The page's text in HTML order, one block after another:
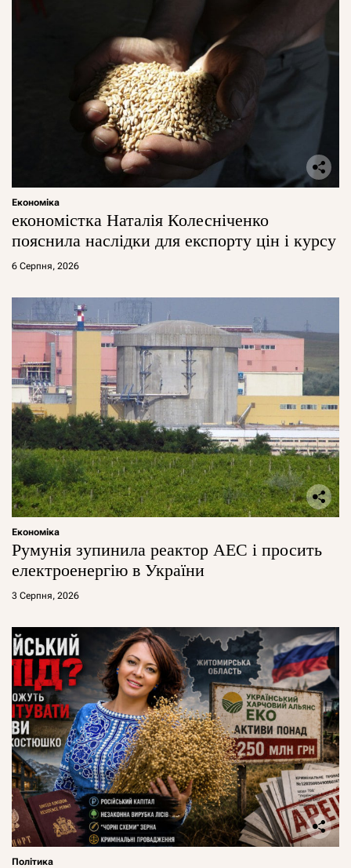
Економіка
економістка Наталія Колесніченко
пояснила наслідки для експорту цін і курсу
6 Серпня, 2026
Економіка
Румунія зупинила реактор АЕС і просить
електроенергію в України
3 Серпня, 2026
Політика